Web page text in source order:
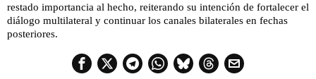
restado importancia al hecho, reiterando su intención de fortalecer el
diálogo multilateral y continuar los canales bilaterales en fechas
posteriores.